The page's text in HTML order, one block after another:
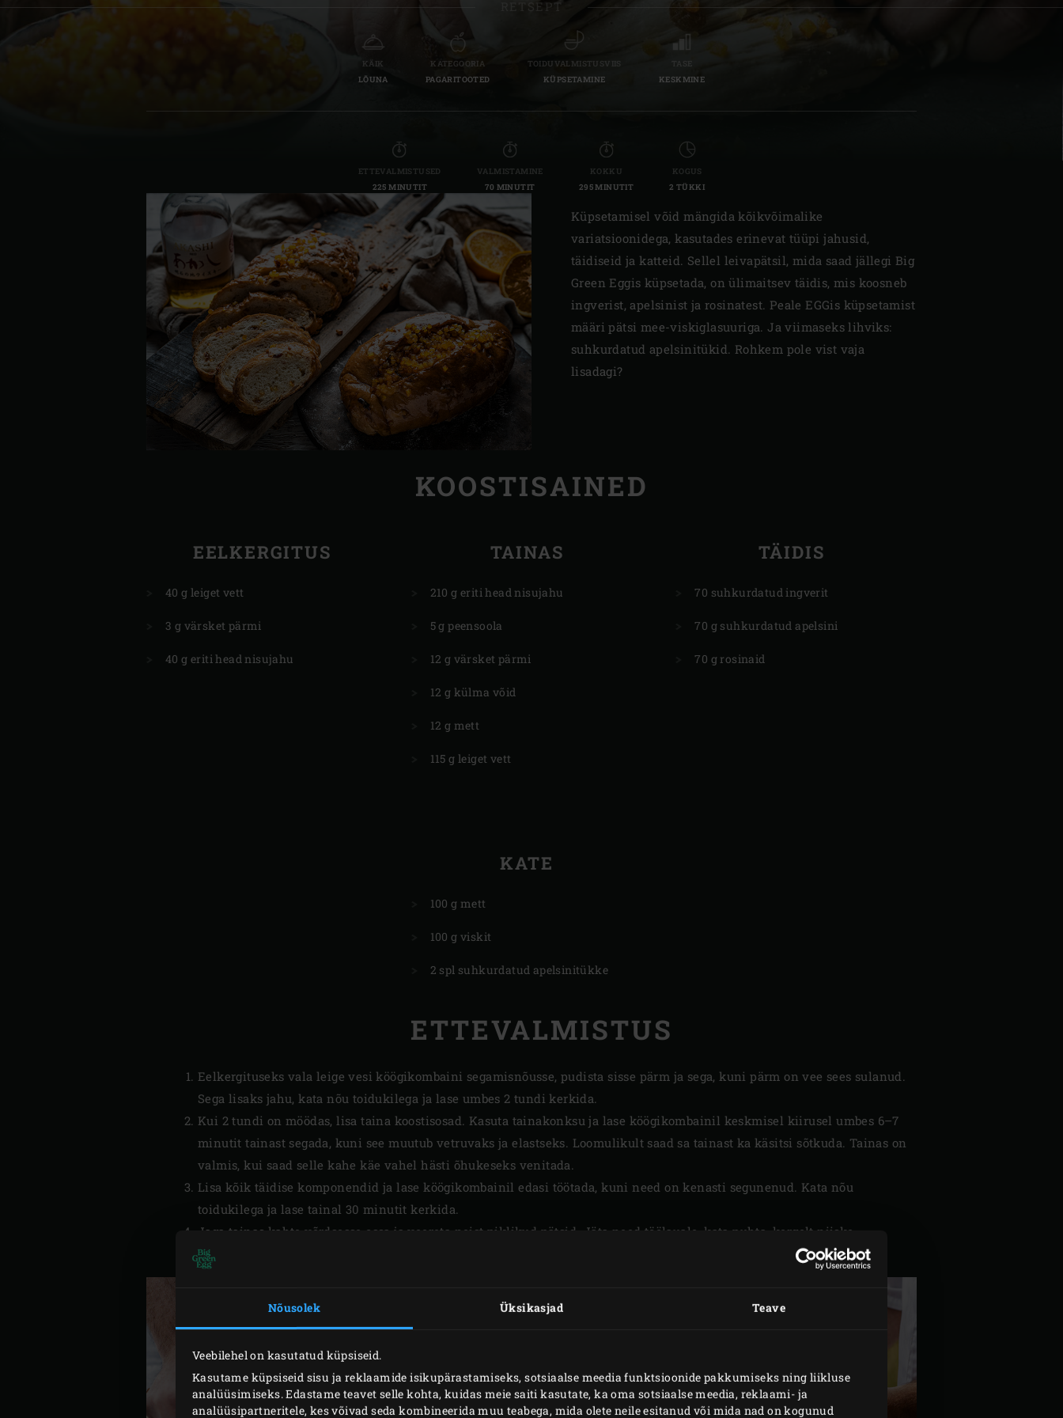
Nõusolek Üksikasjad Teave
Veebilehel on kasutatud küpsiseid.
Kasutame küpsiseid sisu ja reklaamide isikupärastamiseks, sotsiaalse meedia funktsioonide pakkumiseks ning liikluse
analüüsimiseks. Edastame teavet selle kohta, kuidas meie saiti kasutate, ka oma sotsiaalse meedia, reklaami- ja
analüüsipartneritele, kes võivad seda kombineerida muu teabega, mida olete neile esitanud või mida nad on kogunud
Denmark | Danmark
Greece | Ελλάδα
Hungary | Magyarország
Spain | España
Switzerland | Schweiz
Turkey | Türkiye
RETSEPT
KÄIK
LÕUNA
KATEGOORIA
PAGARITOOTED
TOIDUVALMISTUSVIIS
KÜPSETAMINE
TASE
KESKMINE
ETTEVALMISTUSED
225 MINUTIT
VALMISTAMINE
70 MINUTIT
KOKKU
295 MINUTIT
KOGUS
2 TÜKKI
Küpsetamisel võid mängida kõikvõimalike
variatsioonidega, kasutades erinevat tüüpi jahusid,
täidiseid ja katteid. Sellel leivapätsil, mida saad jällegi Big
Green Eggis küpsetada, on ülimaitsev täidis, mis koosneb
ingverist, apelsinist ja rosinatest. Peale EGGis küpsetamist
määri pätsi mee-viskiglasuuriga. Ja viimaseks lihviks:
suhkurdatud apelsinitükid. Rohkem pole vist vaja
lisadagi?
KOOSTISAINED
EELKERGITUS
40 g leiget vett
3 g värsket pärmi
40 g eriti head nisujahu
TAINAS
210 g eriti head nisujahu
5 g peensoola
12 g värsket pärmi
12 g külma võid
12 g mett
115 g leiget vett
TÄIDIS
70 suhkurdatud ingverit
70 g suhkurdatud apelsini
70 g rosinaid
KATE
100 g mett
100 g viskit
2 spl suhkurdatud apelsinitükke
ETTEVALMISTUS
Eelkergituseks vala leige vesi köögikombaini segamisnõusse, pudista sisse pärm ja sega, kuni pärm on vee sees sulanud.
Sega lisaks jahu, kata nõu toidukilega ja lase umbes 2 tundi kerkida.
Kui 2 tundi on möödas, lisa taina koostisosad. Kasuta tainakonksu ja lase köögikombainil keskmisel kiirusel umbes 6–7
minutit tainast segada, kuni see muutub vetruvaks ja elastseks. Loomulikult saad sa tainast ka käsitsi sõtkuda. Tainas on
valmis, kui saad selle kahe käe vahel hästi õhukeseks venitada.
Lisa kõik täidise komponendid ja lase köögikombainil edasi töötada, kuni need on kenasti segunenud. Kata nõu
toidukilega ja lase tainal 30 minutit kerkida.
Jaga tainas kahte võrdsesse ossa javeereta neist piklikud pätsid
. Jäta need töölauale, kata puhta, kergelt niiske
köögirätikuga ja lase umbes 50 minutit kerkida.